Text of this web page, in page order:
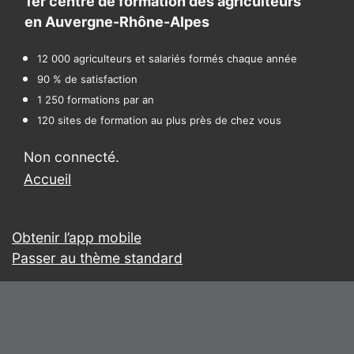
en Auvergne-Rhône-Alpes
12 000 agriculteurs et salariés formés chaque année
90 % de satisfaction
1 250 formations par an
120 sites de formation au plus près de chez vous
Non connecté.
Accueil
Obtenir l’app mobile
Passer au thème standard